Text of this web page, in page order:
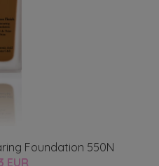
Foundation 550N
EUR